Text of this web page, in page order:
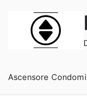
contenuto
Ascensore